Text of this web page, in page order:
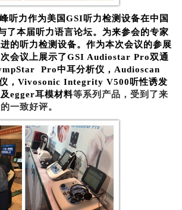
听力作为美国GSI听力检测设备在中国
了本届听力语言论坛。为来参会的专家
的听力检测设备。作为本次会议的参展
会议上展示了GSI Audiostar Pro双通
Pro中耳分析仪，Audioscan
，Vivosonic Integrity V500听性诱发
egger耳模材料等系列产品，受到了来
一致好评。